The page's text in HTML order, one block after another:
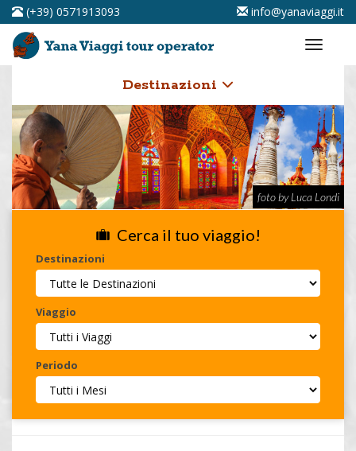
(+39) 0571913093 info@yanaviaggi.it
Destinazioni
foto by Luca Londi
Cerca il tuo viaggio!
Destinazioni
Viaggio
Periodo